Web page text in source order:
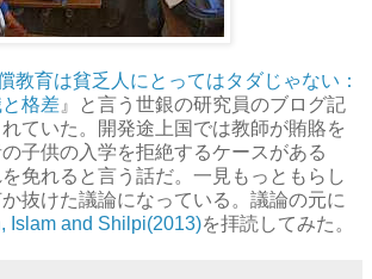
教育は貧乏人にとってはタダじゃない：
格差 』と言う世銀の研究員のブログ記
ていた。開発途上国では教師が賄賂を
子供の入学を拒絶するケースがある
免れると言う話だ。一見もっともらし
抜けた議論になっている。議論の元に
Islam and Shilpi(2013)を拝読してみた。